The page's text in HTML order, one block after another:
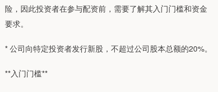
险，因此投资者在参与配资前，需要了解其入门门槛和资金
要求。
* 公司向特定投资者发行新股，不超过公司股本总额的20%。
**入门门槛**